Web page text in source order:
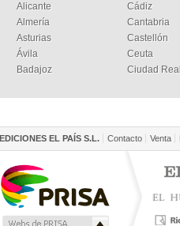
Alicante
Almería
Asturias
Ávila
Badajoz
Cádiz
Cantabria
Castellón
Ceuta
Ciudad Real
EDICIONES EL PAÍS S.L. Contacto Venta